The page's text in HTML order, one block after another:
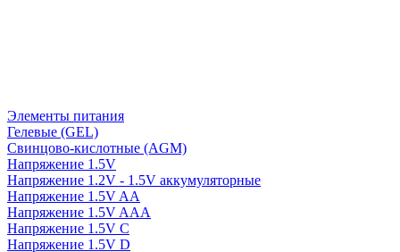
Элементы питания
Гелевые (GEL)
Свинцово-кислотные (AGM)
Напряжение 1.5V
Напряжение 1.2V - 1.5V аккумуляторные
Напряжение 1.5V AA
Напряжение 1.5V AAA
Напряжение 1.5V C
Напряжение 1.5V D